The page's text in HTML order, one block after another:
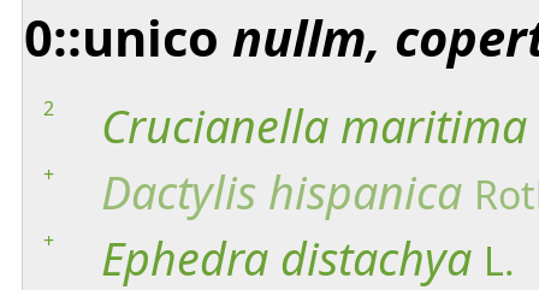
0::unico nullm,
2 Crucianella maritima
+ Dactylis hispanica
+ Ephedra distachya L.